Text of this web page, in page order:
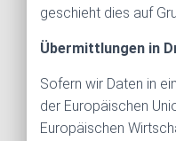
geschieht dies auf
Übermittlungen in
Sofern wir Daten in
der Europäischen
Europäischen